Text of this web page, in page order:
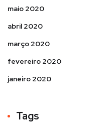
maio 2020
abril 2020
março 2020
fevereiro 2020
janeiro 2020
Tags